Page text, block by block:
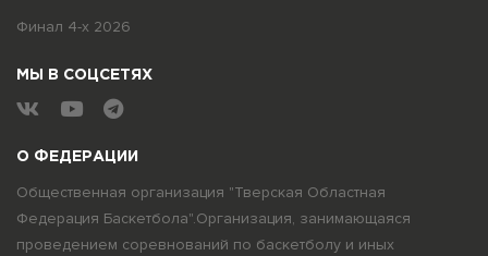
О ФЕДЕРАЦИИ
Общественная организация "Тверская Областная
Федерация Баскетбола".Организация, занимающаяся
проведением соревнований по баскетболу и иных
Финал 4-х 2026
МЫ В СОЦСЕТЯХ